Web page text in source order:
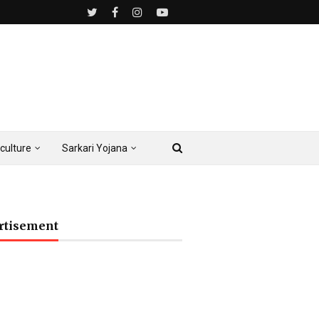
Sarkari Yojana